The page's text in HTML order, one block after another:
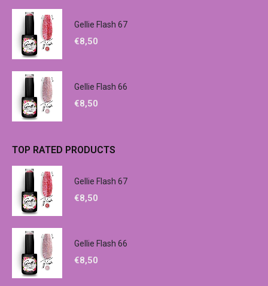
Gellie Flash 67
€8,50
Gellie Flash 66
€8,50
TOP RATED PRODUCTS
Gellie Flash 67
€8,50
Gellie Flash 66
€8,50